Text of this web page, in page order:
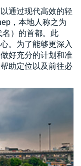
通过现代高效的轻
，本地人称之为
）的首都。此
。为了能够更深入
好充分的计划和准
助定位以及前往必